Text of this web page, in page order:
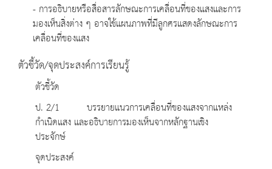
- การอธิบายหรือสื่อสารลักษณะการเคลื่อนที่ของแสงและการ
มองเห็นสิ่งต่าง ๆ อาจใช้แผนภาพที่มีลูกศรแสดงลักษณะการ
เคลื่อนที่ของแสง
ตัวชี้วัด/จุดประสงค์การเรียนรู้
ตัวชี้วัด
ป. 2/1 บรรยายแนวการเคลื่อนที่ของแสงจากแหล่ง
กำเนิดแสง และอธิบายการมองเห็นจากหลักฐานเชิง
ประจักษ์
จุดประสงค์